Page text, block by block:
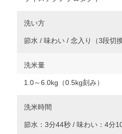
洗い方
節水 / 味わい / 念入り（3段切換
洗米量
1.0～6.0kg（0.5kg刻み）
洗米時間
節水：3分44秒 / 味わい：4分